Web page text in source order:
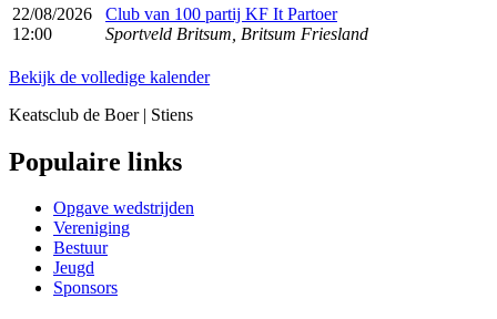
22/08/2026
12:00
Club van 100 partij KF It Partoer
Sportveld Britsum, Britsum Friesland
Bekijk de volledige kalender
Keatsclub de Boer | Stiens
Populaire links
Opgave wedstrijden
Vereniging
Bestuur
Jeugd
Sponsors